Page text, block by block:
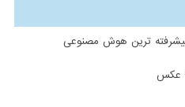
ترین هوش مصنوعی
عکس